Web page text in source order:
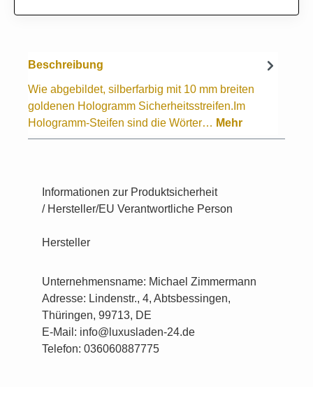
Beschreibung
Wie abgebildet, silberfarbig mit 10 mm breiten
goldenen Hologramm Sicherheitsstreifen.Im
Hologramm-Steifen sind die Wörter… Mehr
Informationen zur Produktsicherheit
/ Hersteller/EU Verantwortliche Person
Hersteller
Unternehmensname: Michael Zimmermann
Adresse: Lindenstr., 4, Abtsbessingen,
Thüringen, 99713, DE
E-Mail: info@luxusladen-24.de
Telefon: 036060887775